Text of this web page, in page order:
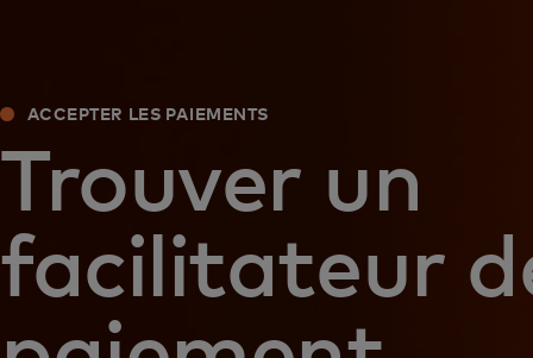
ACCEPTER LES PAIEMENTS
Trouver un
facilitateur